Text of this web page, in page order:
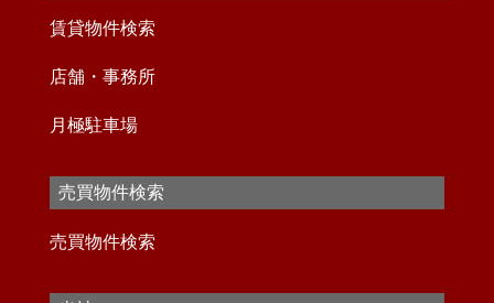
賃貸物件検索
店舗・事務所
月極駐車場
売買物件検索
売買物件検索